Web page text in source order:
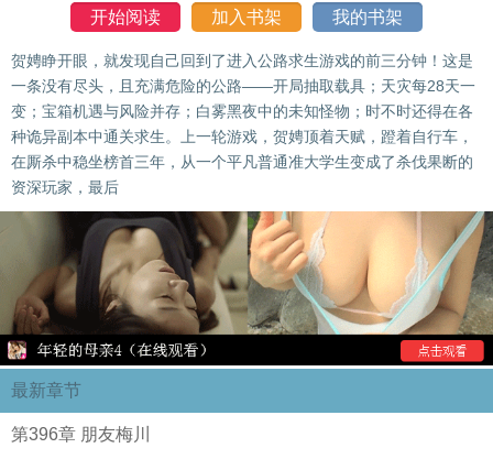
开始阅读 加入书架 我的书架
贺娉睁开眼，就发现自己回到了进入公路求生游戏的前三分钟！这是
一条没有尽头，且充满危险的公路——开局抽取载具；天灾每28天一
变；宝箱机遇与风险并存；白雾黑夜中的未知怪物；时不时还得在各
种诡异副本中通关求生。上一轮游戏，贺娉顶着天赋，蹬着自行车，
在厮杀中稳坐榜首三年，从一个平凡普通准大学生变成了杀伐果断的
资深玩家，最后
最新章节
第396章 朋友梅川